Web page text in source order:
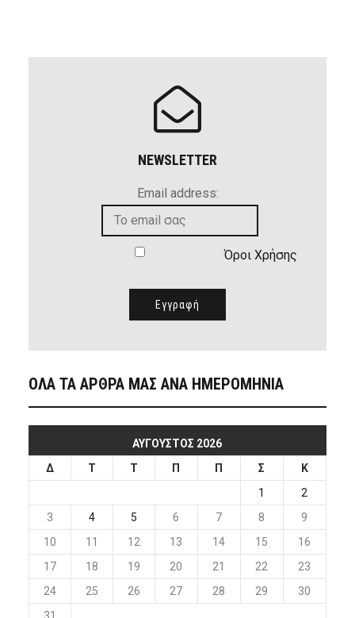
NEWSLETTER
Email address:
Όροι Χρήσης
ΟΛΑ ΤΑ ΑΡΘΡΑ ΜΑΣ ΑΝΑ ΗΜΕΡΟΜΗΝΙΑ
ΑΎΓΟΥΣΤΟΣ 2026
Δ
Τ Τ Π Π Σ
Κ
1
2
3
4 5 6 7 8
9
10
11 12 13 14 15
16
17
18 19 20 21 22
23
24
25 26 27 28 29
30
31